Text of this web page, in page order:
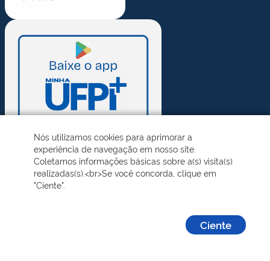
Nós utilizamos cookies para aprimorar a
experiência de navegação em nosso site.
Coletamos informações básicas sobre a(s) visita(s)
realizadas(s).<br>Se você concorda, clique em
"Ciente".
Ciente